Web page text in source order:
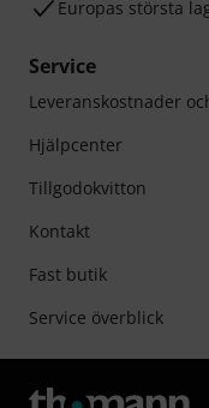
Europas största
Service
Leveranskostnader
Hjälpcenter
Tillgodokvitton
Kontakt
Fast butik
Service överblick